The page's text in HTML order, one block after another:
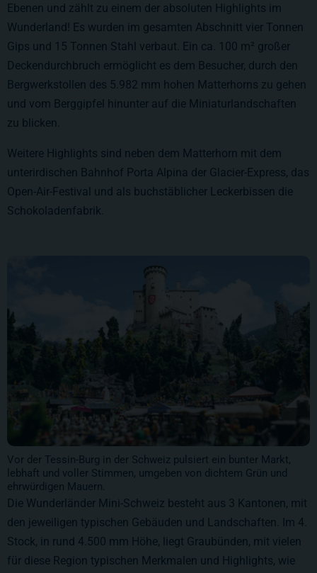
Ebenen und zählt zu einem der absoluten Highlights im
Wunderland! Es wurden im gesamten Abschnitt vier Tonnen
Gips und 15 Tonnen Stahl verbaut. Ein ca. 100 m² großer
Deckendurchbruch ermöglicht es dem Besucher, durch den
Bergwerkstollen des 5.982 mm hohen Matterhorns zu gehen
und vom Berggipfel hinunter auf die Miniaturlandschaften
zu blicken.
Weitere Highlights sind neben dem Matterhorn mit dem
unterirdischen Bahnhof Porta Alpina der Glacier-Express, das
Open-Air-Festival und als buchstäblicher Leckerbissen die
Schokoladenfabrik.
Vor der Tessin-Burg in der Schweiz pulsiert ein bunter Markt,
lebhaft und voller Stimmen, umgeben von dichtem Grün und
ehrwürdigen Mauern.
Die Wunderländer Mini-Schweiz besteht aus 3 Kantonen, mit
den jeweiligen typischen Gebäuden und Landschaften. Im 4.
Stock, in rund 4.500 mm Höhe, liegt Graubünden, mit vielen
für diese Region typischen Merkmalen und Highlights, wie